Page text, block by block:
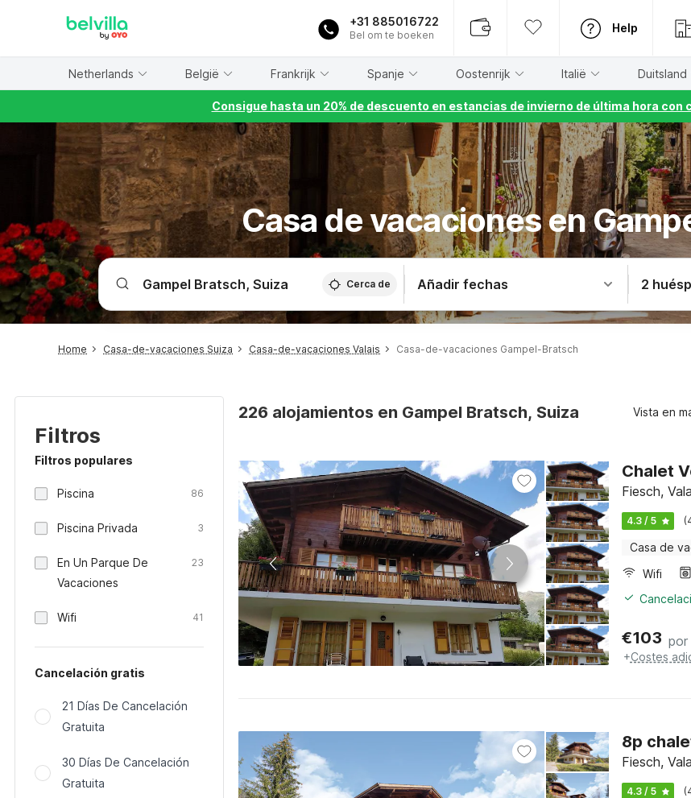
+31 885016722
Bel om te boeken
Help
Netherlands België Frankrijk Spanje Oostenrijk Italië Duitsland
Consigue hasta un 20% de descuento en estancias de invierno de última hora
Casa de vacaciones en
Cerca de Añadir fechas 2
Home Casa-de-vacaciones Suiza Casa-de-vacaciones Valais Casa-de-vacaciones Gampel-Bratsch
Filtros
Filtros populares
Piscina 86
Piscina Privada 3
En Un Parque De
Vacaciones
23
Wifi 41
Cancelación gratis
21 Días De Cancelación
Gratuita
30 Días De Cancelación
Gratuita
226 alojamientos en Gampel Bratsch, Suiza Vista en
Chalet
Fiesch,
4.3 / 5
Casa de
Wifi
€103 por
+Costes
8p
Fiesch,
4.3 / 5